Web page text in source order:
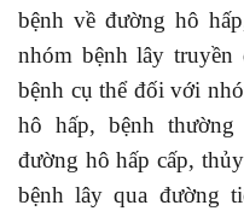
bệnh về đường hô
nhóm bệnh lây
bệnh cụ thể đối với
hô hấp, bệnh
đường hô hấp cấp,
bệnh lây qua đường